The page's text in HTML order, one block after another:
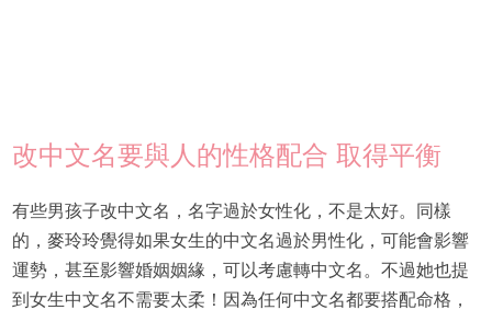
改中文名要與人的性格配合 取得平衡
有些男孩子改中文名，名字過於女性化，不是太好。同樣
的，麥玲玲覺得如果女生的中文名過於男性化，可能會影響
運勢，甚至影響婚姻姻緣，可以考慮轉中文名。不過她也提
到女生中文名不需要太柔！因為任何中文名都要搭配命格，